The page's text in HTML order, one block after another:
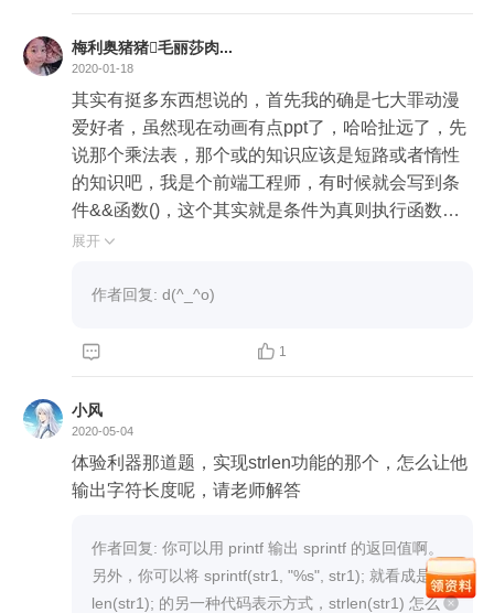
梅利奥猪猪毛丽莎肉...
2020-01-18
其实有挺多东西想说的，首先我的确是七大罪动漫
爱好者，虽然现在动画有点ppt了，哈哈扯远了，先
说那个乘法表，那个或的知识应该是短路或者惰性
的知识吧，我是个前端工程师，有时候就会写到条
件&&函数()，这个其实就是条件为真则执行函数，
然后还看到过个类似的基础题，true||true&&false答
是false，稍微厉害点的，看优先级，然后得出答案
的true&&false，但true||任何其他什么，肯定就是tru
真的难，哈哈刚看了下互质和欧拉，勉强看懂，有
种被要被劝退的感觉，关于随机数随机种子这个其
实挺有兴趣的，兴趣来源于一个例子，叫做游戏里
随机的场景，用户中途退了，下次进入场景和之前
个例子实现这个随机函数，用了三个很奇怪的数
字，这个当时看也没有看的特别懂，总结就是虽然
不知道怎么回事，但总觉得很厉害，学无止境，还
展开 
作者回复: d(^_^o)
  1
小风
2020-05-04
体验利器那道题，实现strlen功能的那个，怎么让他
输出字符长度呢，请老师解答
作者回复: 你可以用 printf 输出 sprintf 的返回值啊。
另外，你可以将 sprintf(str1, "%s", str1); 就看成是 str
len(str1); 的另一种代码表示方式，strlen(str1) 怎么